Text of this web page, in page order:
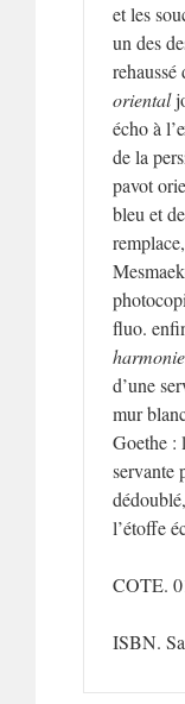
et les
un des
oriental
écho à
de la
pavot
bleu et
fluo.
d’une
mur
Goethe :
servante
l’étoffe
COTE.
ISBN.